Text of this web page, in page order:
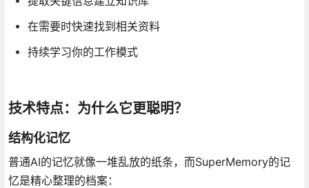
在需要时快速找到相关资料
持续学习你的工作模式
技术特点：为什么它更聪明？
结构化记忆
普通AI的记忆就像一堆乱放的纸条，而SuperMemory的记
忆是精心整理的档案：